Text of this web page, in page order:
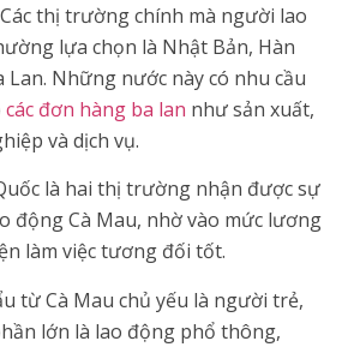
thị trường chính mà người lao
lựa chọn là Nhật Bản, Hàn
Lan. Những nước này có nhu cầu
các đơn hàng ba lan như sản xuất,
và dịch vụ.
là hai thị trường nhận được sự
động Cà Mau, nhờ vào mức lương
làm việc tương đối tốt.
từ Cà Mau chủ yếu là người trẻ,
lớn là lao động phổ thông,